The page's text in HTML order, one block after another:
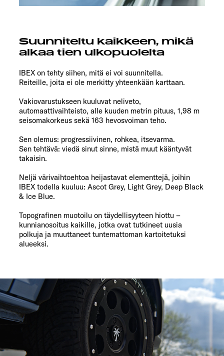
Suunniteltu kaikkeen, mikä
alkaa tien ulkopuolelta
IBEX on tehty siihen, mitä ei voi suunnitella.
Reiteille, joita ei ole merkitty yhteenkään karttaan.
Vakiovarustukseen kuuluvat neliveto,
automaattivaihteisto, alle kuuden metrin pituus, 1,98 m
seisomakorkeus sekä 163 hevosvoiman teho.
Sen olemus: progressiivinen, rohkea, itsevarma.
Sen tehtävä: viedä sinut sinne, mistä muut kääntyvät
takaisin.
Neljä värivaihtoehtoa heijastavat elementtejä, joihin
IBEX todella kuuluu: Ascot Grey, Light Grey, Deep Black
& Ice Blue.
Topografinen muotoilu on täydellisyyteen hiottu –
kunnianosoitus kaikille, jotka ovat tutkineet uusia
polkuja ja muuttaneet tuntemattoman kartoitetuksi
alueeksi.